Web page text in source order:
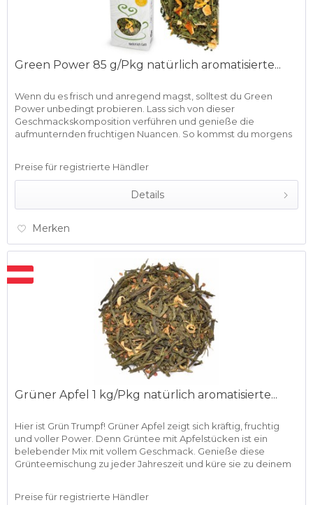
Green Power 85 g/Pkg natürlich aromatisierte...
Wenn du es frisch und anregend magst, solltest du Green
Power unbedingt probieren. Lass sich von dieser
Geschmackskomposition verführen und genieße die
aufmunternden fruchtigen Nuancen. So kommst du morgens
Preise für registrierte Händler
Details
Merken
Grüner Apfel 1 kg/Pkg natürlich aromatisierte...
Hier ist Grün Trumpf! Grüner Apfel zeigt sich kräftig, fruchtig
und voller Power. Denn Grüntee mit Apfelstücken ist ein
belebender Mix mit vollem Geschmack. Genieße diese
Grünteemischung zu jeder Jahreszeit und küre sie zu deinem
Preise für registrierte Händler